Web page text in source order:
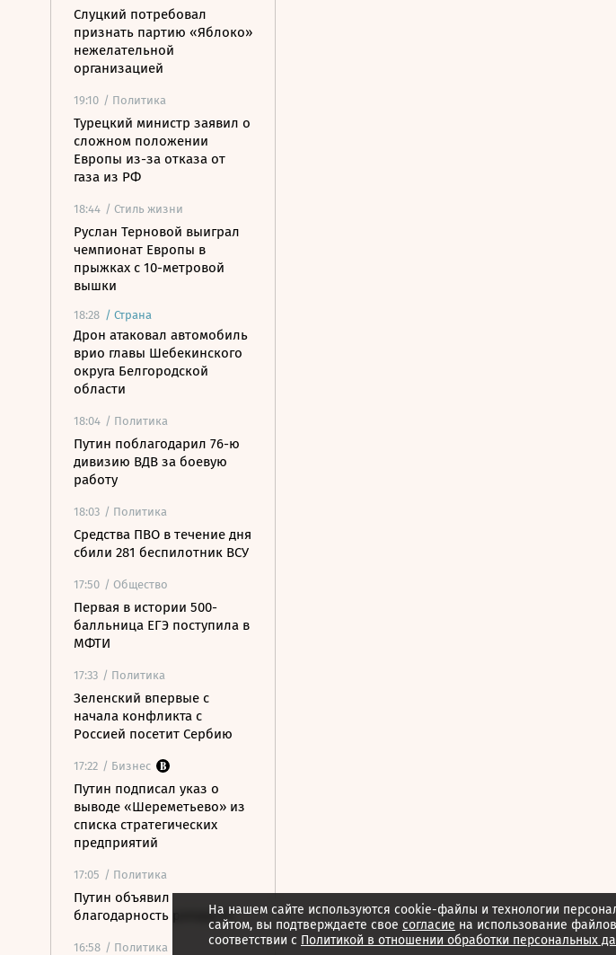
Слуцкий потребовал
признать партию «Яблоко»
нежелательной
организацией
19:10 / Политика
Турецкий министр заявил о
сложном положении
Европы из-за отказа от
газа из РФ
18:44 / Стиль жизни
Руслан Терновой выиграл
чемпионат Европы в
прыжках с 10-метровой
вышки
18:28 / Страна
Дрон атаковал автомобиль
врио главы Шебекинского
округа Белгородской
области
18:04 / Политика
Путин поблагодарил 76-ю
дивизию ВДВ за боевую
работу
18:03 / Политика
Средства ПВО в течение дня
сбили 281 беспилотник ВСУ
17:50 / Общество
Первая в истории 500-
балльница ЕГЭ поступила в
МФТИ
17:33 / Политика
Зеленский впервые с
начала конфликта с
Россией посетит Сербию
17:22 / Бизнес
Путин подписал указ о
выводе «Шереметьево» из
списка стратегических
предприятий
17:05 / Политика
Путин объявил
благодарность рэперу ST
16:58 / Политика
На нашем сайте используются cookie-файлы и технологии
сайтом, вы подтверждаете свое согласие на использование
соответствии с Политикой в отношении обработки персональных